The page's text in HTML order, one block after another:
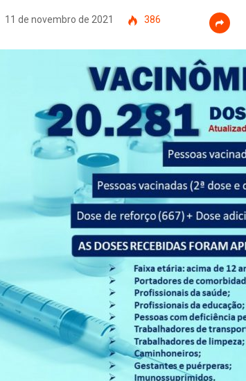
11 de novembro de 2021 386